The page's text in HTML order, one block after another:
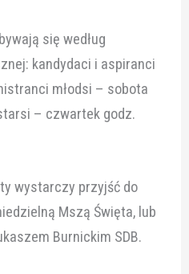
się według
kandydaci i aspiranci
młodsi – sobota
– czwartek godz.
wystarczy przyjść do
Mszą Święta, lub
Burnickim SDB.